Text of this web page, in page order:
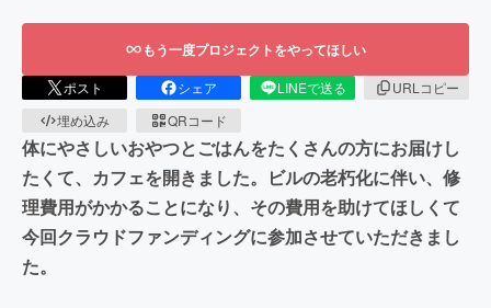
もう一度プロジェクトをやってほしい
ポスト シェア LINEで送る
URLコピー
埋め込み
QRコード
体にやさしいおやつとごはんをたくさんの方にお届けし
たくて、カフェを開きました。ビルの老朽化に伴い、修
理費用がかかることになり、その費用を助けてほしくて
今回クラウドファンディングに参加させていただきまし
た。